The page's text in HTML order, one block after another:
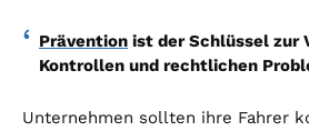
Prävention ist der Schlüssel zur
Kontrollen und rechtlichen
Unternehmen sollten ihre Fahrer